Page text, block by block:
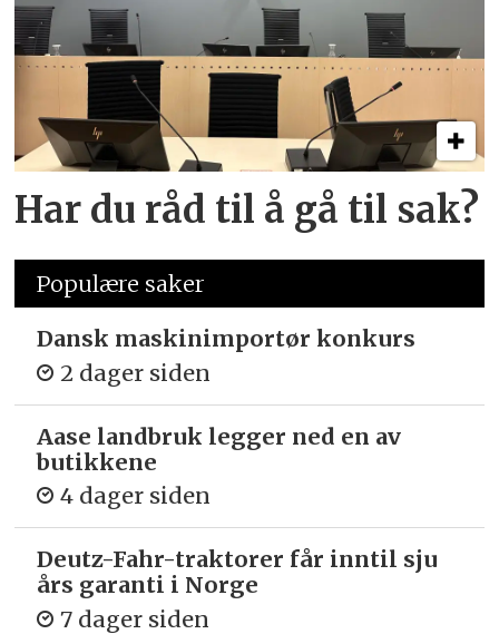
Har du råd til å gå til sak?
Populære saker
Dansk maskinimportør konkurs
2 dager siden
Aase landbruk legger ned en av
butikkene
4 dager siden
Deutz-Fahr-traktorer får inntil sju
års garanti i Norge
7 dager siden